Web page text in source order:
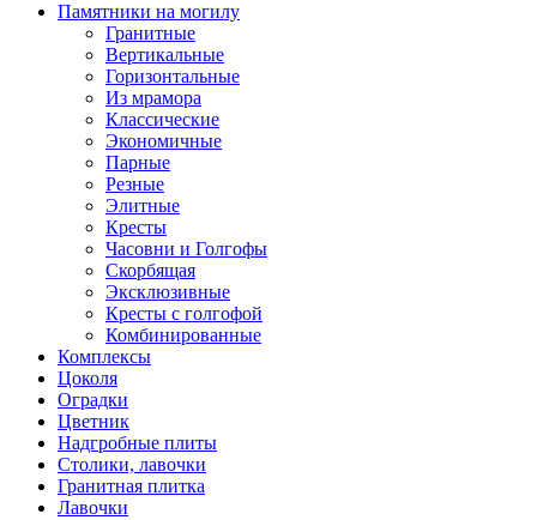
Памятники на могилу
Гранитные
Вертикальные
Горизонтальные
Из мрамора
Классические
Экономичные
Парные
Резные
Элитные
Кресты
Часовни и Голгофы
Скорбящая
Эксклюзивные
Кресты с голгофой
Комбинированные
Комплексы
Цоколя
Оградки
Цветник
Надгробные плиты
Столики, лавочки
Гранитная плитка
Лавочки